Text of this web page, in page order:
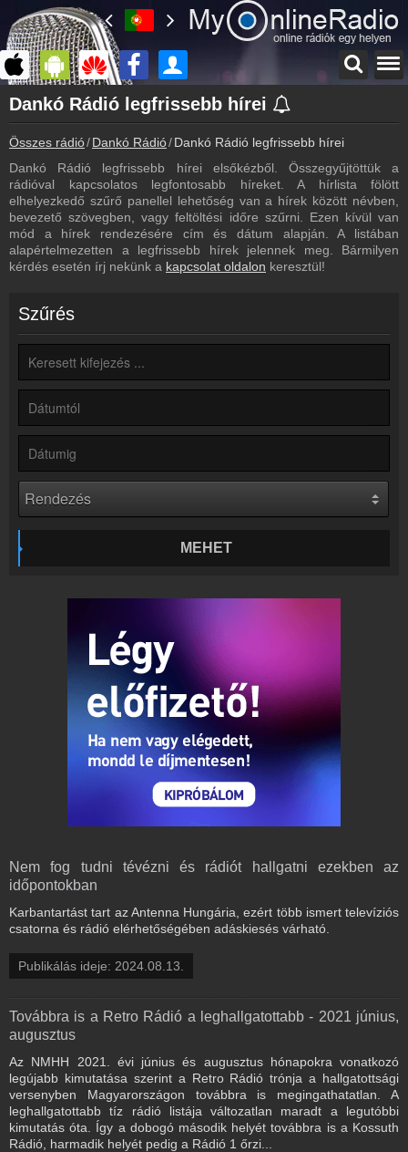
Főoldal
myonlineradio.hu
Dankó Rádió
Vissza a Dankó Rádió oldalára
Bejelentkezés
Hozz létre saját fiókot!
Most szól
Tudd meg mi szólt eddig
Frekvenciák
Műsorújság
Kapcsolat
Partnerek
Rádiós partnerek
Online rádió készítés
Dankó Rádió legfrissebb hírei
Összes rádió Dankó Rádió Dankó Rádió legfrissebb hírei
Dankó Rádió legfrissebb hírei elsőkézből. Összegyűjtöttük a
rádióval kapcsolatos legfontosabb híreket. A hírlista fölött
elhelyezkedő szűrő panellel lehetőség van a hírek között névben,
bevezető szövegben, vagy feltöltési időre szűrni. Ezen kívül van
mód a hírek rendezésére cím és dátum alapján. A listában
alapértelmezetten a legfrissebb hírek jelennek meg. Bármilyen
kérdés esetén írj nekünk a kapcsolat oldalon keresztül!
Szűrés
MEHET
Nem fog tudni tévézni és rádiót hallgatni ezekben az
időpontokban
Karbantartást tart az Antenna Hungária, ezért több ismert televíziós
csatorna és rádió elérhetőségében adáskiesés várható.
Publikálás ideje: 2024.08.13.
Továbbra is a Retro Rádió a leghallgatottabb - 2021 június,
augusztus
Az NMHH 2021. évi június és augusztus hónapokra vonatkozó
legújabb kimutatása szerint a Retro Rádió trónja a hallgatottsági
versenyben Magyarországon továbbra is megingathatatlan. A
leghallgatottabb tíz rádió listája változatlan maradt a legutóbbi
kimutatás óta. Így a dobogó második helyét továbbra is a Kossuth
Rádió, harmadik helyét pedig a Rádió 1 őrzi...